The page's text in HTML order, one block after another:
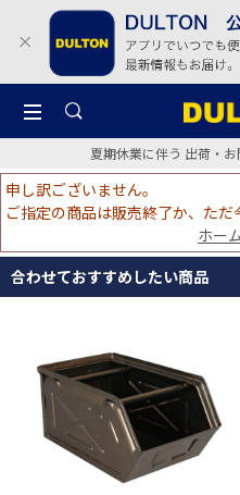
夏期休業に伴う 出荷・
申し訳ございません。
ご指定の商品は販売終了か、ただ
ホー
合わせておすすめしたい商品